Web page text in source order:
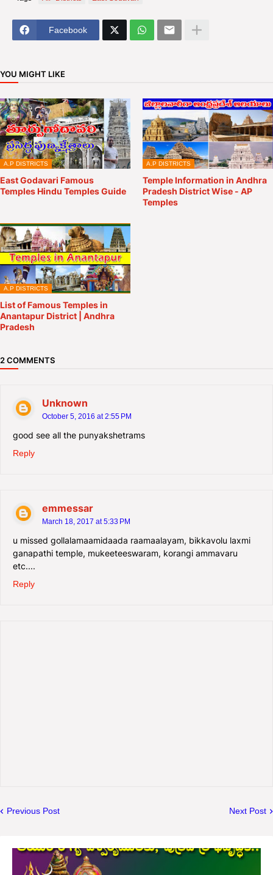
Facebook
YOU MIGHT LIKE
A.P DISTRICTS
East Godavari Famous
Temples Hindu Temples Guide
A.P DISTRICTS
Temple Information in Andhra
Pradesh District Wise - AP
Temples
A.P DISTRICTS
List of Famous Temples in
Anantapur District | Andhra
Pradesh
2 COMMENTS
Unknown
October 5, 2016 at 2:55 PM
good see all the punyakshetrams
Reply
emmessar
March 18, 2017 at 5:33 PM
u missed gollalamaamidaada raamaalayam, bikkavolu laxmi
ganapathi temple, mukeeteeswaram, korangi ammavaru
etc....
Reply
Previous Post Next Post